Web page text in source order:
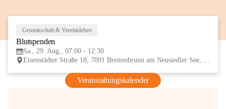
Gemeinschaft & Vereinsleben
Blutspenden
Sa., 29. Aug., 07:00 - 12:30
Eisenstädter Straße 18, 7091 Breitenbrunn am Neusiedler See, AUT
Veranstaltungskalender